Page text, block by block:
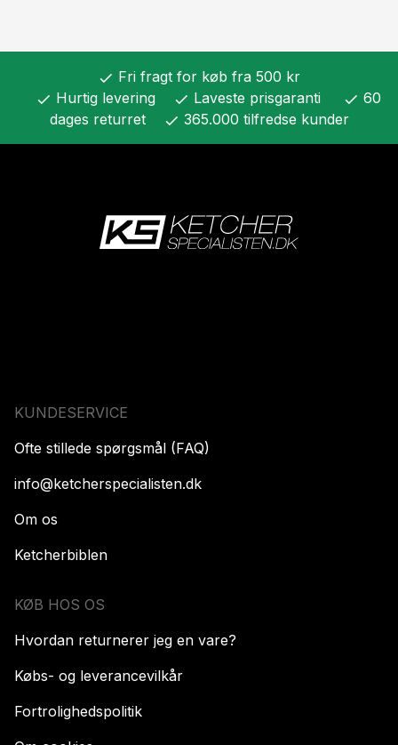
check Fri fragt for køb fra 500 kr
check Hurtig levering check Laveste prisgaranti check 60
dages returret
check 365.000 tilfredse kunder
KUNDESERVICE
Ofte stillede spørgsmål (FAQ)
info@ketcherspecialisten.dk
Om os
Ketcherbiblen
KØB HOS OS
Hvordan returnerer jeg en vare?
Købs- og leverancevilkår
Fortrolighedspolitik